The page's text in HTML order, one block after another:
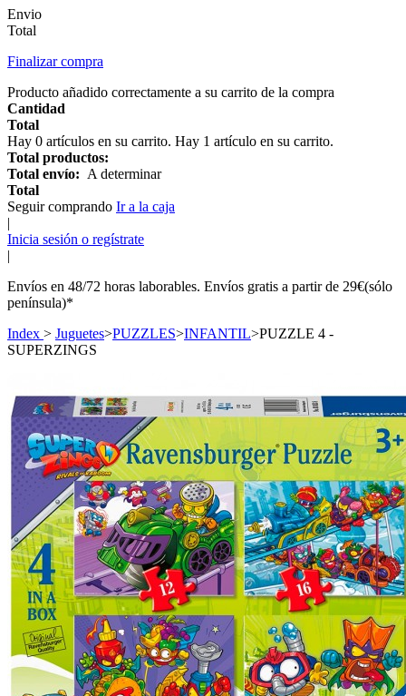
Envio
Total
Finalizar compra
Producto añadido correctamente a su carrito de la compra
Cantidad
Total
Hay 0 artículos en su carrito. Hay 1 artículo en su carrito.
Total productos:
Total envío: A determinar
Total
Seguir comprando Ir a la caja
|
Inicia sesión o regístrate
|
Envíos en 48/72 horas laborables. Envíos gratis a partir de 29€(sólo
península)*
Index > Juguetes>PUZZLES>INFANTIL>PUZZLE 4 -
SUPERZINGS